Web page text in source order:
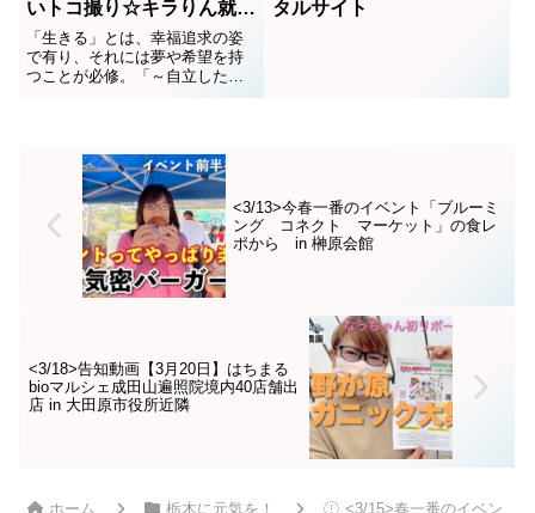
いトコ撮り☆キラりん就労
支援取材Part.2
「生きる」とは、幸福追求の姿
で有り、それには夢や希望を持
つことが必修。「～自立した
法人「心桜福祉会」（※心桜＝
こはる）で働く有志5人にインタ
ビュー。様々な障害を抱え、嘆
いても、悲しんでも、恨んで
も...
タルサイト
<3/13>今春一番のイベント「ブルーミ
ング コネクト マーケット」の食レ
ポから in 榊原会館
<3/18>告知動画【3月20日】はちまる
bioマルシェ成田山遍照院境内40店舗出
店 in 大田原市役所近隣
ホーム 栃木に元気を！
<3/15>春一番のイベン